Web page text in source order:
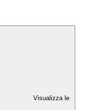
Visualizza le